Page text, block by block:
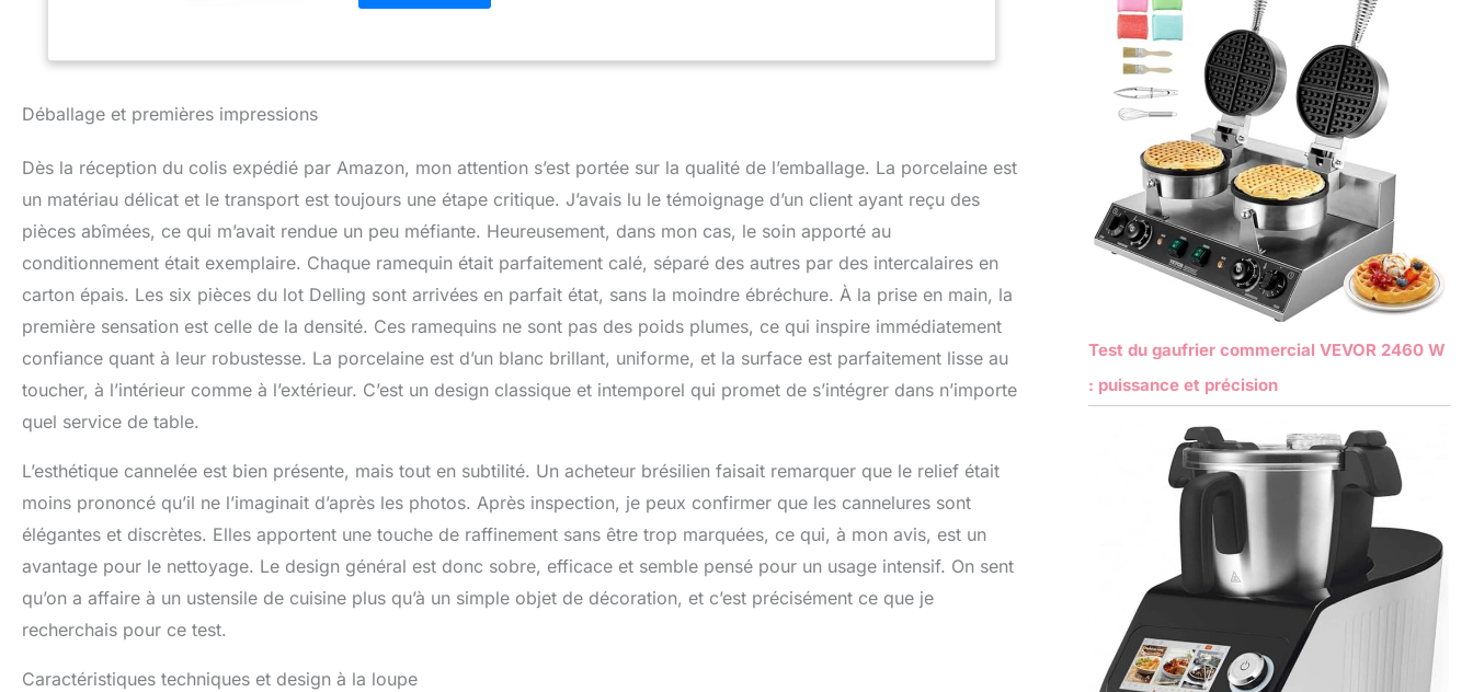
parfaite : mesure 13 cm de diamètre, 2,8 cm de hauteur avec 226,8 g (le
profond vous permet de créer beaucoup de surface pour les brûlés, de sorte que
°C. Passe au réfrigérateur et au micro-ondes et au four. Par rapport au plastique
ou à l'acier inoxydable, la céramique est exempte de métaux lourds et n'absorbe
crème brûlée traités avec une technologie de vitrage stricte, un aspect tendance et
un design épuré font que les ramequins à crème brûlée ne se démoderont jamais.
La couleur blanche brillante s'adapte parfaitement à toutes les couleurs de
vaisselle et de table. Excellent cadeau – Les ramequins passent au four et
étonnamment polyvalents seraient une excellente option de cadeau pour une
pendaison de crémaillère, une fête, un mariage, Noël. Avec sa forme et ses
Déballage et premières impressions
Dès la réception du colis expédié par Amazon, mon attention s’est portée sur la qualité de l’emballage. La porcelaine est
un matériau délicat et le transport est toujours une étape critique. J’avais lu le témoignage d’un client ayant reçu des
pièces abîmées, ce qui m’avait rendue un peu méfiante. Heureusement, dans mon cas, le soin apporté au
conditionnement était exemplaire. Chaque ramequin était parfaitement calé, séparé des autres par des intercalaires en
carton épais. Les six pièces du lot Delling sont arrivées en parfait état, sans la moindre ébréchure. À la prise en main, la
première sensation est celle de la densité. Ces ramequins ne sont pas des poids plumes, ce qui inspire immédiatement
confiance quant à leur robustesse. La porcelaine est d’un blanc brillant, uniforme, et la surface est parfaitement lisse au
toucher, à l’intérieur comme à l’extérieur. C’est un design classique et intemporel qui promet de s’intégrer dans n’importe
quel service de table.
L’esthétique cannelée est bien présente, mais tout en subtilité. Un acheteur brésilien faisait remarquer que le relief était
moins prononcé qu’il ne l’imaginait d’après les photos. Après inspection, je peux confirmer que les cannelures sont
élégantes et discrètes. Elles apportent une touche de raffinement sans être trop marquées, ce qui, à mon avis, est un
avantage pour le nettoyage. Le design général est donc sobre, efficace et semble pensé pour un usage intensif. On sent
qu’on a affaire à un ustensile de cuisine plus qu’à un simple objet de décoration, et c’est précisément ce que je
recherchais pour ce test.
Caractéristiques techniques et design à la loupe
Test du gaufrier commercial VEVOR 2460 W
: puissance et précision